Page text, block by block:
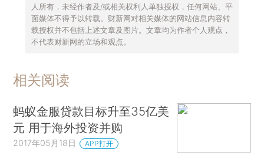
人所有，未经作者及/或相关权利人单独授权，任何网站、平
面媒体不得予以转载。财新网对相关媒体的网站信息内容转
载授权并不包括上述文章及图片。文章均为作者个人观点，
不代表财新网的立场和观点。
相关阅读
蚂蚁金服贷款目标升至35亿美
元 用于海外投资并购
2017年05月18日 APP打开